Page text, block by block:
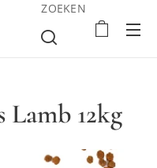
ZOEKEN
12kg